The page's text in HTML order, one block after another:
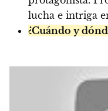
lucha e intriga
¿Cuándo y